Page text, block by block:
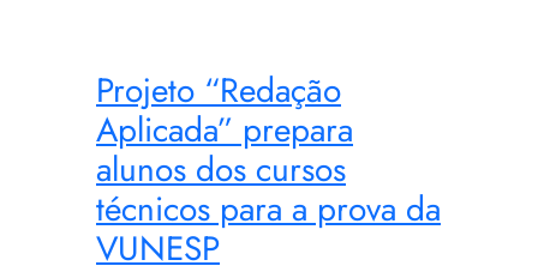
Projeto “Redação
Aplicada” prepara
alunos dos cursos
técnicos para a prova da
VUNESP